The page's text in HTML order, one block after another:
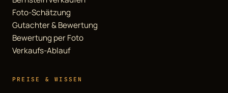
Foto-Schätzung
Gutachter & Bewertung
Bewertung per Foto
Verkaufs-Ablauf
PREISE & WISSEN